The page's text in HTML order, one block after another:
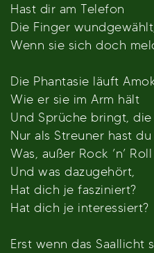
Hast dir am Telefon
Die Finger
Wenn sie sich doch
Die Phantasie läuft
Wie er sie im Arm hält
Und Sprüche bringt,
Nur als Streuner hast
Was, außer Rock ’n’ Roll
Und was dazugehört,
Hat dich je fasziniert?
Hat dich je interessiert?
Erst wenn das